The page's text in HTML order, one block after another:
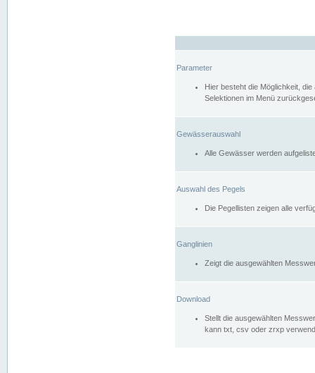
Parameter
Hier besteht die Möglichkeit,
Selektionen im Menü
Gewässerauswahl
Alle Gewässer werden
Auswahl des Pegels
Die Pegellisten zeigen alle
Ganglinien
Zeigt die ausgewählten
Download
Stellt die ausgewählten
kann txt, csv oder zrxp